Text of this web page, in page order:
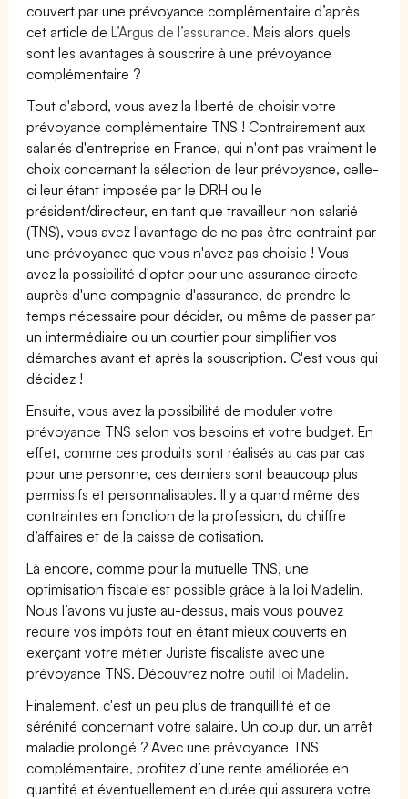
couvert par une prévoyance complémentaire d’après
cet article deL’Argus de l’assurance. Mais alors quels
sont les avantages à souscrire à une prévoyance
complémentaire ?
Tout d'abord, vous avez la liberté de choisir votre
prévoyance complémentaire TNS ! Contrairement aux
salariés d'entreprise en France, qui n'ont pas vraiment le
choix concernant la sélection de leur prévoyance, celle-
ci leur étant imposée par le DRH ou le
président/directeur, en tant que travailleur non salarié
(TNS), vous avez l'avantage de ne pas être contraint par
une prévoyance que vous n'avez pas choisie ! Vous
avez la possibilité d'opter pour une assurance directe
auprès d'une compagnie d'assurance, de prendre le
temps nécessaire pour décider, ou même de passer par
un intermédiaire ou un courtier pour simplifier vos
démarches avant et après la souscription. C'est vous qui
décidez !
Ensuite, vous avez la possibilité de moduler votre
prévoyance TNS selon vos besoins et votre budget. En
effet, comme ces produits sont réalisés au cas par cas
pour une personne, ces derniers sont beaucoup plus
permissifs et personnalisables. Il y a quand même des
contraintes en fonction de la profession, du chiffre
d’affaires et de la caisse de cotisation.
Là encore, comme pour la mutuelle TNS, une
optimisation fiscale est possible grâce à la loi Madelin.
Nous l’avons vu juste au-dessus, mais vous pouvez
réduire vos impôts tout en étant mieux couverts en
exerçant votre métier Juriste fiscaliste avec une
prévoyance TNS. Découvrez notre outil loi Madelin.
Finalement, c'est un peu plus de tranquillité et de
sérénité concernant votre salaire. Un coup dur, un arrêt
maladie prolongé ? Avec une prévoyance TNS
complémentaire, profitez d’une rente améliorée en
quantité et éventuellement en durée qui assurera votre